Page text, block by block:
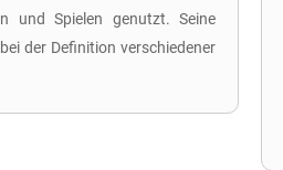
und Spielen genutzt. Seine
der Definition verschiedener